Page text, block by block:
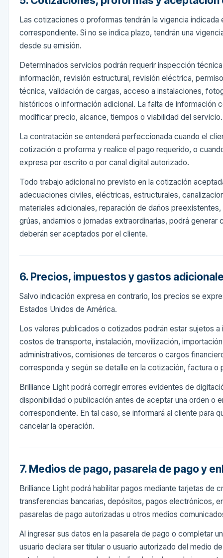
Las cotizaciones o proformas tendrán la vigencia indicada
correspondiente. Si no se indica plazo, tendrán una
desde su emisión.
Determinados servicios podrán requerir inspección
información, revisión estructural, revisión eléctrica,
técnica, validación de cargas, acceso a instalaciones,
históricos o información adicional. La falta de información
modificar precio, alcance, tiempos o viabilidad del servicio.
La contratación se entenderá perfeccionada cuando el
cotización o proforma y realice el pago requerido, o
expresa por escrito o por canal digital autorizado.
Todo trabajo adicional no previsto en la cotización
adecuaciones civiles, eléctricas, estructurales,
materiales adicionales, reparación de daños
grúas, andamios o jornadas extraordinarias, podrá generar
deberán ser aceptados por el cliente.
6. Precios, impuestos y gastos
Salvo indicación expresa en contrario, los precios se
Estados Unidos de América.
Los valores publicados o cotizados podrán estar sujetos a
costos de transporte, instalación, movilización,
administrativos, comisiones de terceros o cargos
corresponda y según se detalle en la cotización, factura o
Brilliance Light podrá corregir errores evidentes de
disponibilidad o publicación antes de aceptar una orden o
correspondiente. En tal caso, se informará al cliente para
cancelar la operación.
7. Medios de pago, pasarela de pago y
Brilliance Light podrá habilitar pagos mediante tarjetas de
transferencias bancarias, depósitos, pagos electrónicos,
pasarelas de pago autorizadas u otros medios
Al ingresar sus datos en la pasarela de pago o completar
usuario declara ser titular o usuario autorizado del medio